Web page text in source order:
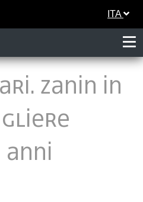
ITA
ZANIN IN